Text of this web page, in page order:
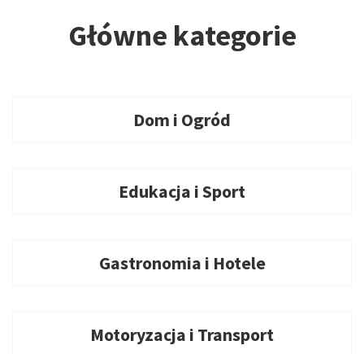
Główne kategorie
Dom i Ogród
Edukacja i Sport
Gastronomia i Hotele
Motoryzacja i Transport